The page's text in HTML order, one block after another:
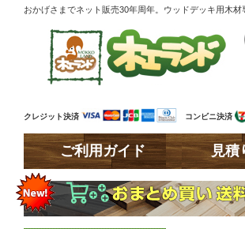
おかげさまでネット販売30年周年。ウッドデッキ用木
クレジット決済 コンビニ決済
ご利用ガイド 見積